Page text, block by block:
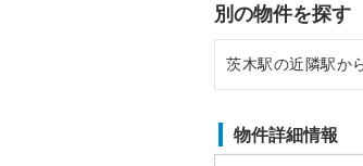
別の物件を探す
茨木駅の近隣駅か
物件詳細情報